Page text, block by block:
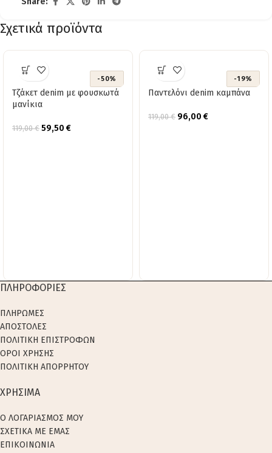
Σχετικά προϊόντα
-50%
Τζάκετ denim με φουσκωτά
μανίκια
119,00€ 59,50 €
-19%
Παντελόνι denim καμπάνα
119,00€ 96,00 €
ΠΛΗΡΟΦΟΡΙΕΣ
ΠΛΗΡΩΜΕΣ
ΑΠΟΣΤΟΛΕΣ
ΠΟΛΙΤΙΚΗ ΕΠΙΣΤΡΟΦΩΝ
ΟΡΟΙ ΧΡΗΣΗΣ
ΠΟΛΙΤΙΚΗ ΑΠΟΡΡΗΤΟΥ
ΧΡΗΣΙΜΑ
Ο ΛΟΓΑΡΙΑΣΜΟΣ ΜΟΥ
ΣΧΕΤΙΚΑ ΜΕ ΕΜΑΣ
ΕΠΙΚΟΙΝΩΝΙΑ